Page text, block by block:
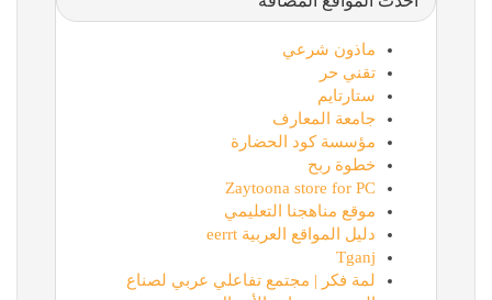
ماذون شرعي
تقني حر
ستارتايم
جامعة المعارف
مؤسسة كود الحضارة
خطوة ربح
Zaytoona store for PC
موقع مناهجنا التعليمي
دليل المواقع العربية eerrt
Tganj
لمة فكر | مجتمع تفاعلي عربي لصناع